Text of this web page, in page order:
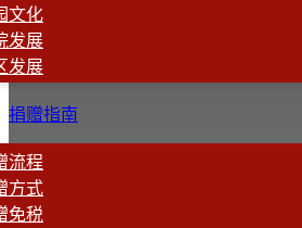
文化
发展
发展
捐赠指南
流程
方式
免税